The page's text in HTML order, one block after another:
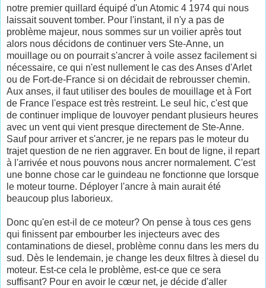
notre premier quillard équipé d'un Atomic 4 1974 qui nous
laissait souvent tomber. Pour l'instant, il n'y a pas de
problème majeur, nous sommes sur un voilier après tout
alors nous décidons de continuer vers Ste-Anne, un
mouillage ou on pourrait s'ancrer à voile assez facilement si
nécessaire, ce qui n'est nullement le cas des Anses d'Arlet
ou de Fort-de-France si on décidait de rebrousser chemin.
Aux anses, il faut utiliser des boules de mouillage et à Fort
de France l'espace est très restreint. Le seul hic, c'est que
de continuer implique de louvoyer pendant plusieurs heures
avec un vent qui vient presque directement de Ste-Anne.
Sauf pour arriver et s'ancrer, je ne repars pas le moteur du
trajet question de ne rien aggraver. En bout de ligne, il repart
à l'arrivée et nous pouvons nous ancrer normalement. C'est
une bonne chose car le guindeau ne fonctionne que lorsque
le moteur tourne. Déployer l'ancre à main aurait été
beaucoup plus laborieux.
Donc qu'en est-il de ce moteur? On pense à tous ces gens
qui finissent par embourber les injecteurs avec des
contaminations de diesel, problème connu dans les mers du
sud. Dès le lendemain, je change les deux filtres à diesel du
moteur. Est-ce cela le problème, est-ce que ce sera
suffisant? Pour en avoir le cœur net, je décide d'aller